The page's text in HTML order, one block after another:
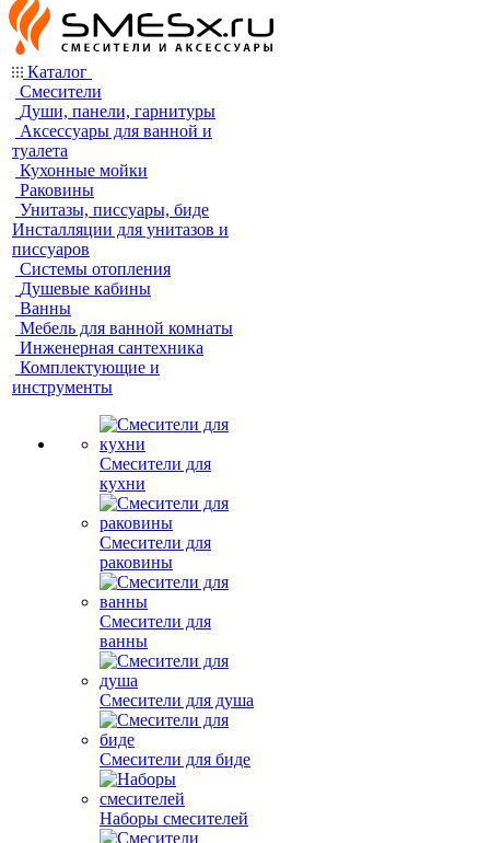
Каталог
Смесители
Души, панели, гарнитуры
Аксессуары для ванной и
туалета
Кухонные мойки
Раковины
Унитазы, писсуары, биде
Инсталляции для унитазов и
писсуаров
Системы отопления
Душевые кабины
Ванны
Мебель для ванной комнаты
Инженерная сантехника
Комплектующие и
инструменты
Смесители для
кухни
Смесители для
раковины
Смесители для
ванны
Смесители для душа
Смесители для биде
Наборы смесителей